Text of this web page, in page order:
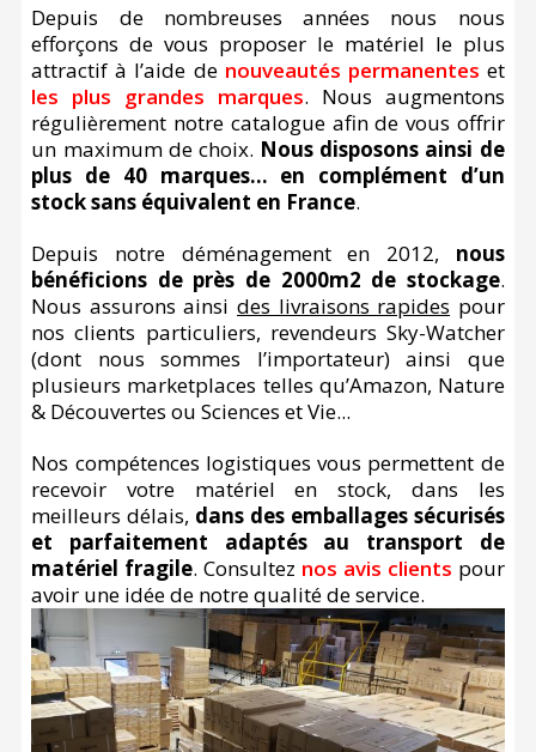
Accessoires pour montures
Têtes
Pièces détachées
Depuis de nombreuses années nous nous
efforçons de vous proposer le matériel le plus
attractif à l’aide de nouveautés permanentes et
les plus grandes marques. Nous augmentons
régulièrement notre catalogue afin de vous offrir
un maximum de choix. Nous disposons ainsi de
plus de 40 marques… en complément d’un
stock sans équivalent en France.
Depuis notre déménagement en 2012, nous
bénéficions de près de 2000m2 de stockage.
Nous assurons ainsi des livraisons rapides pour
nos clients particuliers, revendeurs Sky-Watcher
(dont nous sommes l’importateur) ainsi que
plusieurs marketplaces telles qu’Amazon, Nature
& Découvertes ou Sciences et Vie...
Nos compétences logistiques vous permettent de
recevoir votre matériel en stock, dans les
meilleurs délais, dans des emballages sécurisés
et parfaitement adaptés au transport de
matériel fragile. Consultez nos avis clients pour
avoir une idée de notre qualité de service.